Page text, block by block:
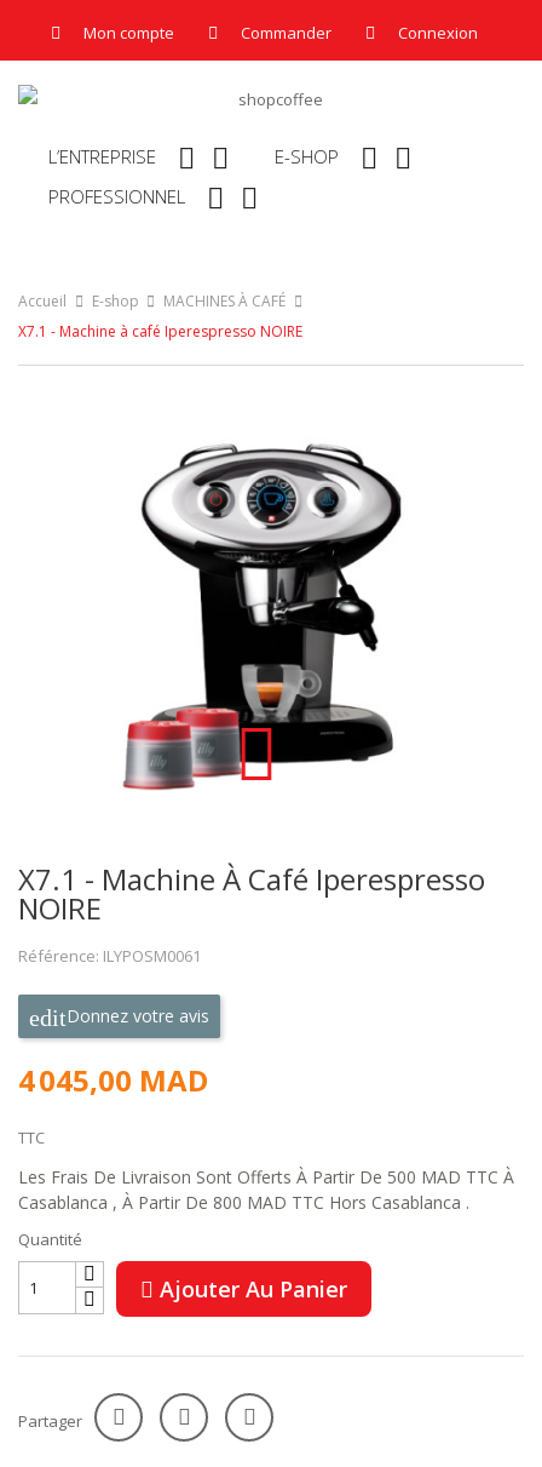
Mon compte Commander Connexion
 
L’ENTREPRISE  
E-SHOP
 
PROFESSIONNEL
Accueil E-shop
MACHINES À CAFÉ
X7.1 - Machine à café Iperespresso NOIRE

X7.1 - Machine À Café Iperespresso
NOIRE
Référence: ILYPOSM0061
Donnez votre avis
4 045,00 MAD
TTC
Les Frais De Livraison Sont Offerts À Partir De 500 MAD TTC À
Casablanca , À Partir De 800 MAD TTC Hors Casablanca .
Quantité
Ajouter Au Panier
Partager